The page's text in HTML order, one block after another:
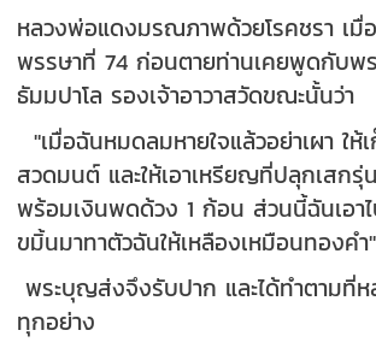
หลวงพ่อแดงมรณภาพด้วยโรคชรา เมื่
พรรษาที่ 74 ก่อนตายท่านเคยพูดกับ
ธัมมปาโล รองเจ้าอาวาสวัดขณะนั้นว่า
"เมื่อฉันหมดลมหายใจแล้วอย่าเผา ให้
สวดมนต์ และให้เอาเหรียญที่ปลุกเสกรุ่
พร้อมเงินพดด้วง 1 ก้อน ส่วนนี้ฉันเอาไ
ขมิ้นมาทาตัวฉันให้เหลืองเหมือนทองคำ"
พระบุญส่งจึงรับปาก และได้ทำตามที่
ทุกอย่าง